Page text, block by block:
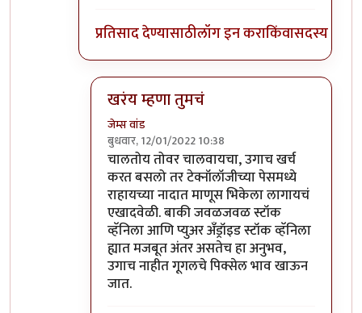
प्रतिसाद देण्यासाठीलॉग इन कराकिंवासदस्य व्हा
खरंय म्हणा तुमचं
जेम्स वांड
बुधवार, 12/01/2022 10:38
In reply toमाझ्याकडे वन प्लस फाईव्ह टी
चालतोय तोवर चालवायचा, उगाच खर्च
करत बसलो तर टेक्नॉलॉजीच्या पेसमध्ये
राहायच्या नादात माणूस भिकेला लागायचं
एखादवेळी. बाकी जवळजवळ स्टॉक
व्हॅनिला आणि प्युअर अँड्रॉइड स्टॉक व्हॅनिला
ह्यात मजबूत अंतर असतेच हा अनुभव,
उगाच नाहीत गूगलचे पिक्सेल भाव खाऊन
जात.